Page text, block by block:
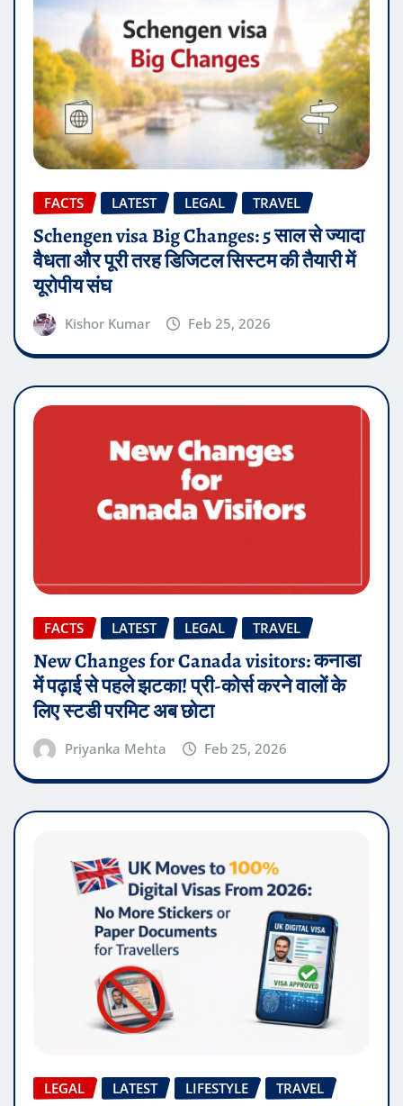
FACTS LATEST LEGAL TRAVEL
Schengen visa Big Changes: 5 साल से ज्यादा
वैधता और पूरी तरह डिजिटल सिस्टम की तैयारी में
यूरोपीय संघ
Kishor Kumar Feb 25, 2026
FACTS LATEST LEGAL TRAVEL
New Changes for Canada visitors: कनाडा
में पढ़ाई से पहले झटका! प्री-कोर्स करने वालों के
लिए स्टडी परमिट अब छोटा
Priyanka Mehta Feb 25, 2026
LEGAL LATEST LIFESTYLE TRAVEL